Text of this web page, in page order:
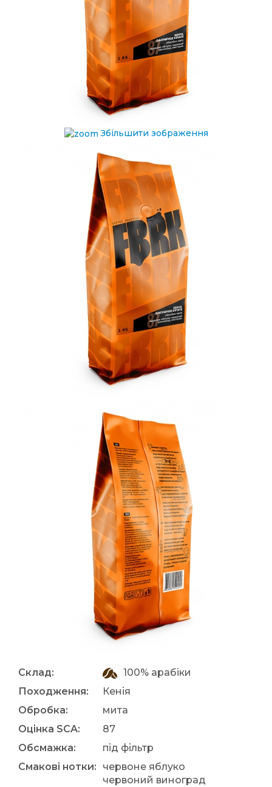
Збільшити зображення
Склад:
100% арабіки
Походження:
Кенія
Обробка:
мита
Оцінка SCA:
87
Обсмажка:
під фільтр
Смакові нотки:
червоне яблуко
червоний виноград